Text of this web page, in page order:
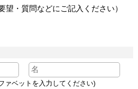
望・質問などにご記入ください）
ァベットを入力してください)